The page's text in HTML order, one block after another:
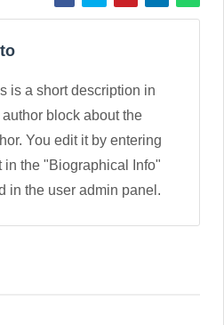
is a short description in
author block about the
You edit it by entering
in the "Biographical Info"
in the user admin panel.